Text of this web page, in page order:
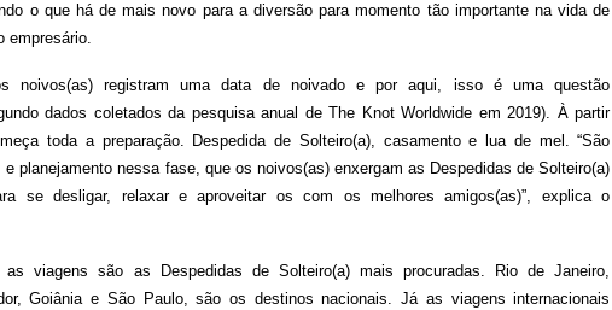
o que há de mais novo para a diversão para momento tão importante na vida de
empresário.
noivos(as) registram uma data de noivado e por aqui, isso é uma questão
dados coletados da pesquisa anual de The Knot Worldwide em 2019). À partir
toda a preparação. Despedida de Solteiro(a), casamento e lua de mel. “São
planejamento nessa fase, que os noivos(as) enxergam as Despedidas de Solteiro(a)
se desligar, relaxar e aproveitar os com os melhores amigos(as)”, explica o
as viagens são as Despedidas de Solteiro(a) mais procuradas. Rio de Janeiro,
Goiânia e São Paulo, são os destinos nacionais. Já as viagens internacionais